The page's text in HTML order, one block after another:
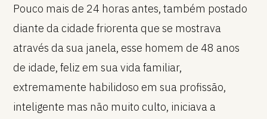
Pouco mais de 24 horas antes, também postado
diante da cidade friorenta que se mostrava
através da sua janela, esse homem de 48 anos
de idade, feliz em sua vida familiar,
extremamente habilidoso em sua profissão,
inteligente mas não muito culto, iniciava a